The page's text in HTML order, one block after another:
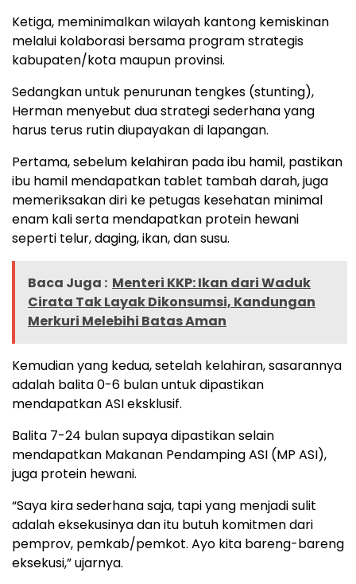
Ketiga, meminimalkan wilayah kantong kemiskinan
melalui kolaborasi bersama program strategis
kabupaten/kota maupun provinsi.
Sedangkan untuk penurunan tengkes (stunting),
Herman menyebut dua strategi sederhana yang
harus terus rutin diupayakan di lapangan.
Pertama, sebelum kelahiran pada ibu hamil, pastikan
ibu hamil mendapatkan tablet tambah darah, juga
memeriksakan diri ke petugas kesehatan minimal
enam kali serta mendapatkan protein hewani
seperti telur, daging, ikan, dan susu.
Baca Juga : Menteri KKP: Ikan dari Waduk
Cirata Tak Layak Dikonsumsi, Kandungan
Merkuri Melebihi Batas Aman
Kemudian yang kedua, setelah kelahiran, sasarannya
adalah balita 0-6 bulan untuk dipastikan
mendapatkan ASI eksklusif.
Balita 7-24 bulan supaya dipastikan selain
mendapatkan Makanan Pendamping ASI (MP ASI),
juga protein hewani.
“Saya kira sederhana saja, tapi yang menjadi sulit
adalah eksekusinya dan itu butuh komitmen dari
pemprov, pemkab/pemkot. Ayo kita bareng-bareng
eksekusi,” ujarnya.